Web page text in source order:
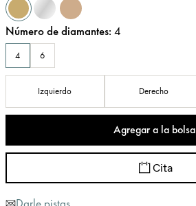
Número de diamantes: 4
4 6
Izquierdo Derecho
Agregar a la bolsa
Cita
Darle pistas